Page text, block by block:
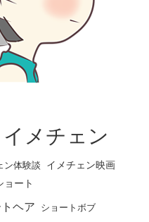
イメチェン
ン体験談 イメチェン映画
ョート
ヘア ショートボブ